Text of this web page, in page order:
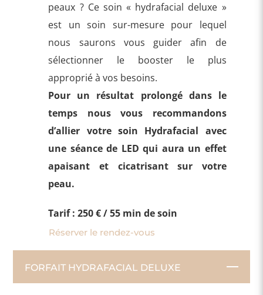
peaux ? Ce soin « hydrafacial deluxe »
est un soin sur-mesure pour lequel
nous saurons vous guider afin de
sélectionner le booster le plus
approprié à vos besoins.
Pour un résultat prolongé dans le
temps nous vous recommandons
d’allier votre soin Hydrafacial avec
une séance de LED qui aura un effet
apaisant et cicatrisant sur votre
peau.
Tarif : 250 € / 55 min de soin
Réserver le rendez-vous
FORFAIT HYDRAFACIAL DELUXE